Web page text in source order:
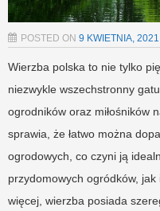
POSTED ON 9 KWIETNIA, 2021
Wierzba polska to nie tylko
niezwykle wszechstronny
ogrodników oraz miłośników
sprawia, że łatwo można
ogrodowych, co czyni ją
przydomowych ogródków,
więcej, wierzba posiada